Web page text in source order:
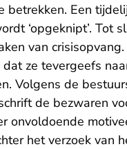
betrekken. Een
‘opgeknipt’. Tot
van crisisopvang.
ze tevergeefs
Volgens de
de bezwaren
onvoldoende
het verzoek van